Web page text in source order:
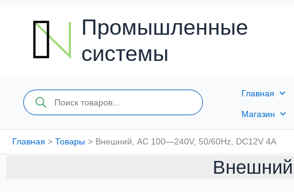
содержимому
Промышленные
системы
Поиск
товаров
Главная
Магазин
Главная Товары Внешний, AC 100—240V, 50/60Hz, DC12V 4A